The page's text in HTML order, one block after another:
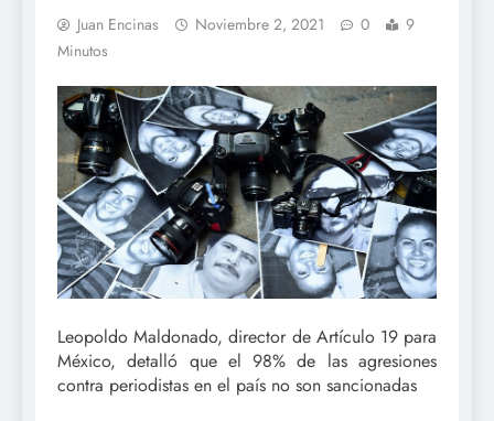
Juan Encinas Noviembre 2, 2021 0
9
Minutos
Leopoldo Maldonado, director de Artículo 19 para
México, detalló que el 98% de las agresiones
contra periodistas en el país no son sancionadas